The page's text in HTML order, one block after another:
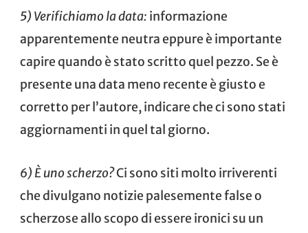
5) Verifichiamo la data: informazione
apparentemente neutra eppure è importante
capire quando è stato scritto quel pezzo. Se è
presente una data meno recente è giusto e
corretto per l’autore, indicare che ci sono stati
aggiornamenti in quel tal giorno.
6) È uno scherzo?Ci sono siti molto irriverenti
che divulgano notizie palesemente false o
scherzose allo scopo di essere ironici su un